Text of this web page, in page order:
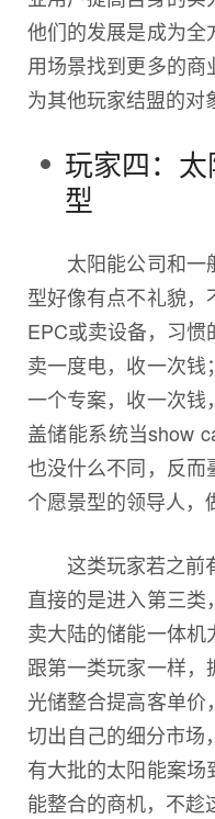
他们的发展是成为全
用场景找到更多的
为其他玩家结盟的对
玩家四：
型
太阳能公司和一
型好像有点不礼貌
EPC或卖设备，习惯
卖一度电，收一次
一个专案，收一次
盖储能系统当show
也没什么不同，反
个愿景型的领导人，
这类玩家若之前
直接的是进入第三类
卖大陆的储能一体
跟第一类玩家一样
光储整合提高客单价
切出自己的细分市场
有大批的太阳能案
能整合的商机，不趁